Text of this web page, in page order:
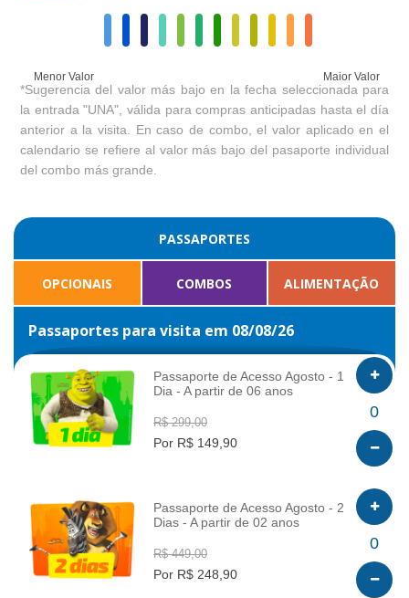
Menor Valor Maior Valor
*Sugerencia del valor más bajo en la fecha seleccionada para
la entrada "UNA", válida para compras anticipadas hasta el día
anterior a la visita. En caso de combo, el valor aplicado en el
calendario se refiere al valor más bajo del pasaporte individual
del combo más grande.
PASSAPORTES
OPCIONAIS COMBOS ALIMENTAÇÃO
Passaportes para visita em 08/08/26
INFO
Passaporte de Acesso Agosto - 1
Dia - A partir de 06 anos
R$ 299,00
Por R$ 149,90
0
INFO
Passaporte de Acesso Agosto - 2
Dias - A partir de 02 anos
R$ 449,00
Por R$ 248,90
0